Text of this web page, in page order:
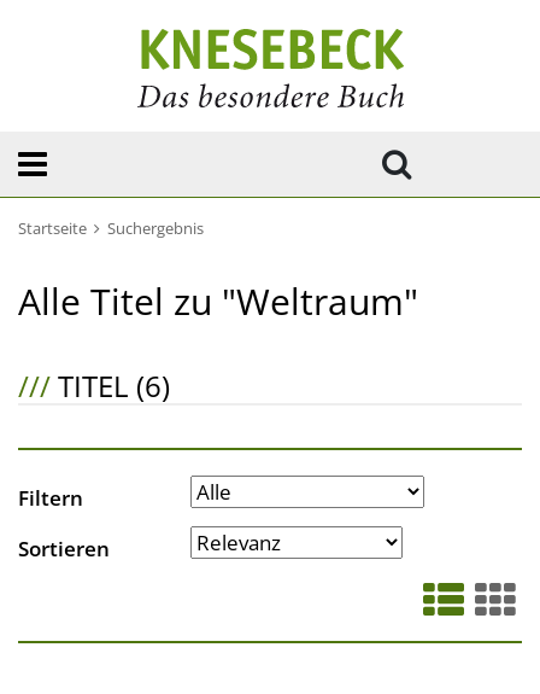
Startseite Suchergebnis
Alle Titel zu "Weltraum"
///TITEL (6)
Filtern
Sortieren